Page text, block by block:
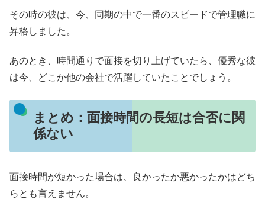
その時の彼は、今、同期の中で一番のスピードで管理職に
昇格しました。
あのとき、時間通りで面接を切り上げていたら、優秀な彼
は今、どこか他の会社で活躍していたことでしょう。
まとめ：面接時間の長短は合否に関
係ない
面接時間が短かった場合は、良かったか悪かったかはどち
らとも言えません。